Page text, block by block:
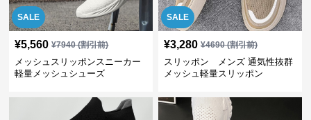
SALE
¥5,560 ¥7940(割引前)
メッシュスリッポンスニーカー
軽量メッシュシューズ
SALE
¥3,280 ¥4690(割引前)
スリッポン メンズ 通気性抜群
メッシュ軽量スリッポン